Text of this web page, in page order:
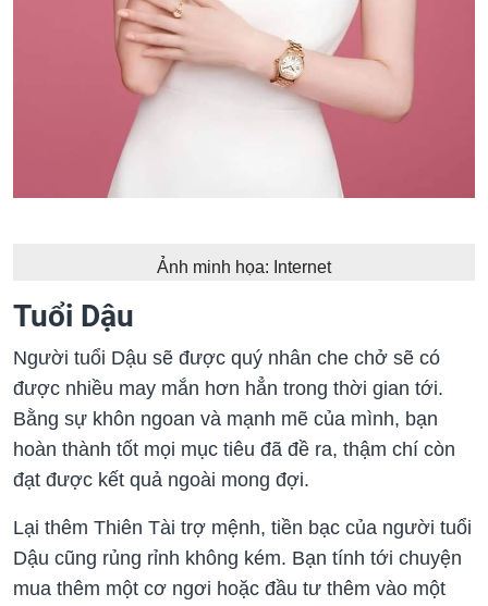
Ảnh minh họa: Internet
Tuổi Dậu
Người tuổi Dậu sẽ được quý nhân che chở sẽ có
được nhiều may mắn hơn hẳn trong thời gian tới.
Bằng sự khôn ngoan và mạnh mẽ của mình, bạn
hoàn thành tốt mọi mục tiêu đã đề ra, thậm chí còn
đạt được kết quả ngoài mong đợi.
Lại thêm Thiên Tài trợ mệnh, tiền bạc của người tuổi
Dậu cũng rủng rỉnh không kém. Bạn tính tới chuyện
mua thêm một cơ ngơi hoặc đầu tư thêm vào một